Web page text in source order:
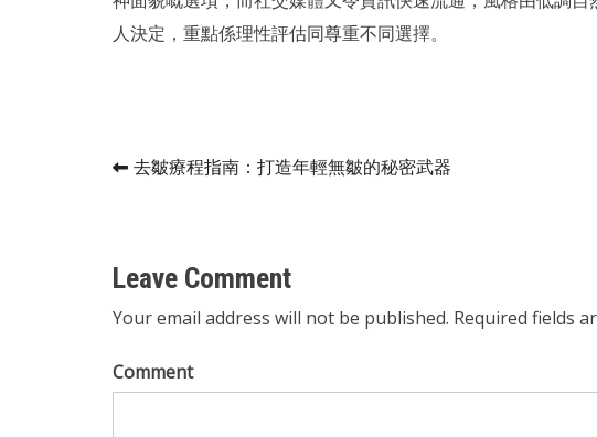
人決定，重點係理性評估同尊重不同選擇。
Post
去皺療程指南：打造年輕無皺的秘密武器
Leave Comment
Your email address will not be published. Required fields
Comment